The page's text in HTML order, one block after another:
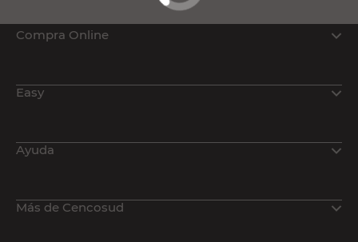
Compra Online
Easy
Ayuda
Más de Cencosud